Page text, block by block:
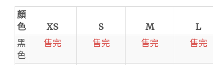
顏
色
XS S M
L
黑
色
售完 售完 售完 售完